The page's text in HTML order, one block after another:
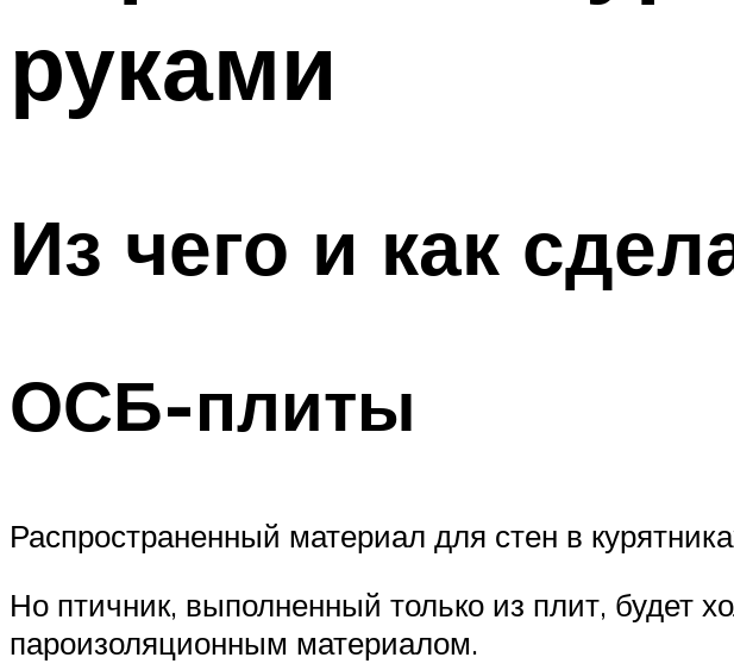
руками
Из чего и как
ОСБ-плиты
Распространенный материал для стен в
Но птичник, выполненный только из плит, будет
пароизоляционным материалом.